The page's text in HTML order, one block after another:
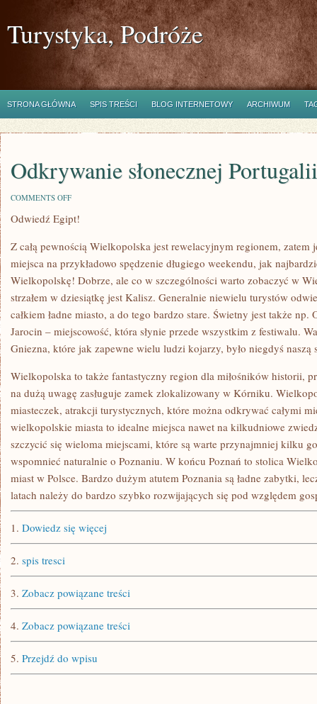
Turystyka, Podróże
STRONA GŁÓWNA SPIS TREŚCI BLOG INTERNETOWY ARCHIWUM
Odkrywanie słonecznej Portugalii
COMMENTS OFFON
SŁONECZNEJ
Odwiedź Egipt!
Z całą pewnością Wielkopolska jest rewelacyjnym regionem, zatem
miejsca na przykładowo spędzenie długiego weekendu, jak
Wielkopolskę! Dobrze, ale co w szczególności warto zobaczyć w
strzałem w dziesiątkę jest Kalisz. Generalnie niewielu turystów
całkiem ładne miasto, a do tego bardzo stare. Świetny jest także
Jarocin – miejscowość, która słynie przede wszystkim z festiwalu.
Gniezna, które jak zapewne wielu ludzi kojarzy, było niegdyś naszą
Wielkopolska to także fantastyczny region dla miłośników historii,
na dużą uwagę zasługuje zamek zlokalizowany w Kórniku.
miasteczek, atrakcji turystycznych, które można odkrywać całymi
wielkopolskie miasta to idealne miejsca nawet na kilkudniowe
szczycić się wieloma miejscami, które są warte przynajmniej kilku
wspomnieć naturalnie o Poznaniu. W końcu Poznań to stolica
miast w Polsce. Bardzo dużym atutem Poznania są ładne zabytki,
latach należy do bardzo szybko rozwijających się pod względem
1. Dowiedz się więcej
2. spis tresci
3. Zobacz powiązane treści
4. Zobacz powiązane treści
5. Przejdź do wpisu